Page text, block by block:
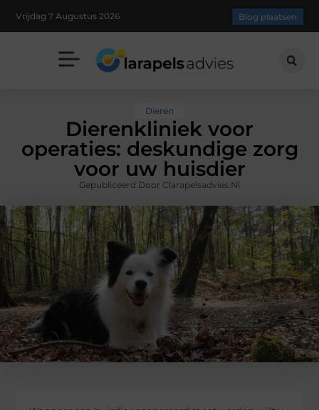
Vrijdag 7 Augustus 2026 Blog plaatsen
Dieren
Dierenkliniek voor
operaties: deskundige zorg
voor uw huisdier
Gepubliceerd Door Clarapelsadvies.nl